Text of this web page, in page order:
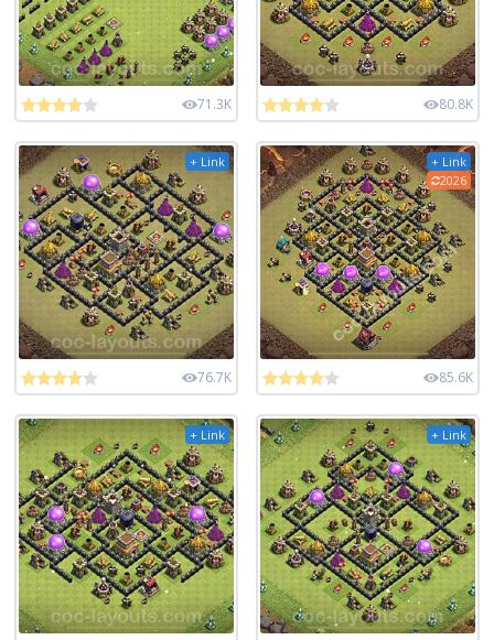
71.3K 80.8K
+ Link
76.7K
+ Link
2026
85.6K
+ Link + Link